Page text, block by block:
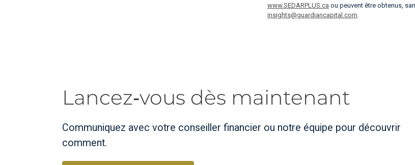
www.SEDARPLUS.ca ou peuvent être obtenus,
insights@guardiancapital.com.
Lancez‑vous dès maintenant
Communiquez avec votre conseiller financier ou notre équipe pour découvrir
comment.